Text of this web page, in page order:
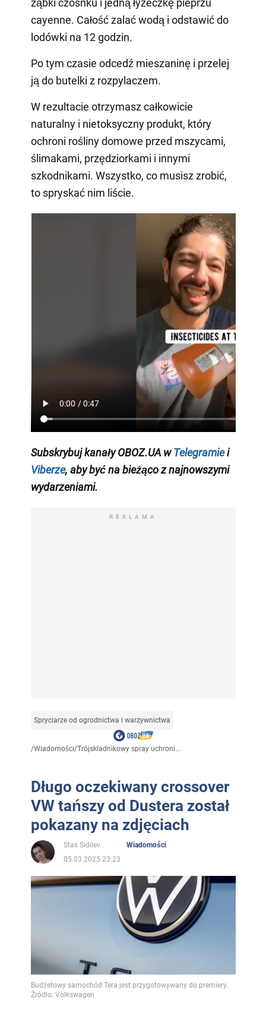
cayenne. Całość zalać wodą i odstawić do
lodówki na 12 godzin.
Po tym czasie odcedź mieszaninę i przelej
ją do butelki z rozpylaczem.
W rezultacie otrzymasz całkowicie
naturalny i nietoksyczny produkt, który
ochroni rośliny domowe przed mszycami,
ślimakami, przędziorkami i innymi
szkodnikami. Wszystko, co musisz zrobić,
to spryskać nim liście.
Subskrybuj kanały OBOZ.UA wTelegramiei
Viberze, aby być na bieżąco znajnowszymi
wydarzeniami.
REKLAMA
Spryciarze od ogrodnictwa i warzywnictwa
/Wiadomości/Trójskładnikowy spray uchroni...
Długo oczekiwany crossover
VW tańszy od Dustera został
pokazany na zdjęciach
Stas Sidilev
Wiadomości
05.03.2025 23:23
Budżetowy samochód Tera jest przygotowywany do premiery.
Źródło: Volkswagen